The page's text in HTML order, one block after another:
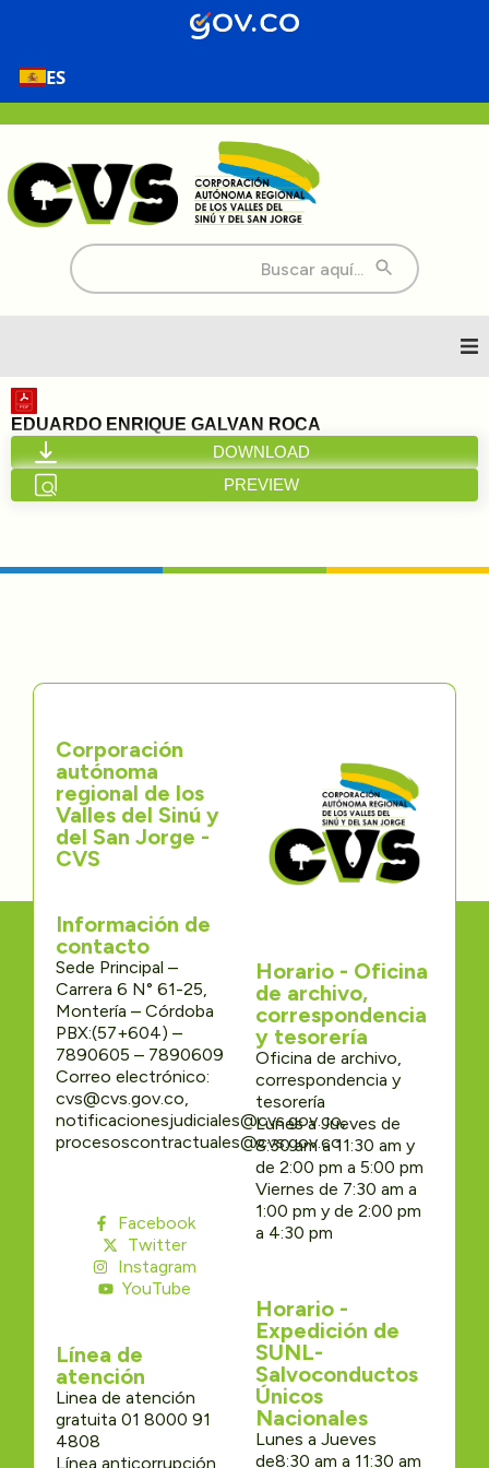
ES
Buscar:
Inicio
Nosotros
Transparencia
Participa
Trámites y Servicios
Contáctenos
EDUARDO ENRIQUE GALVAN ROCA
DOWNLOAD
PREVIEW
Corporación
autónoma
regional de los
Valles del Sinú y
del San Jorge -
CVS
Información de
contacto
Sede Principal –
Carrera 6 N° 61-25,
Montería – Córdoba
PBX:(57+604) –
7890605 – 7890609
Correo electrónico:
cvs@cvs.gov.co,
notificacionesjudiciales@cvs.gov.co,
procesoscontractuales@cvs.gov.co
Facebook
Twitter
Instagram
YouTube
Línea de
atención
Linea de atención
gratuita 01 8000 91
4808
Línea anticorrupción
Horario - Oficina
de archivo,
correspondencia
y tesorería
Oficina de archivo,
correspondencia y
tesorería
Lunes a Jueves de
8:30 am a 11:30 am y
de 2:00 pm a 5:00 pm
Viernes de 7:30 am a
1:00 pm y de 2:00 pm
a 4:30 pm
Horario -
Expedición de
SUNL-
Salvoconductos
Únicos
Nacionales
Lunes a Jueves
de8:30 am a 11:30 am